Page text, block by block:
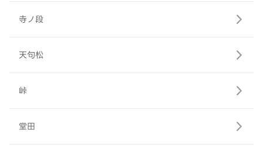
寺ノ段
天句松
峠
堂田